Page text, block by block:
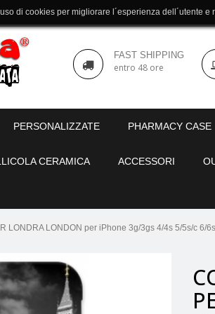
FAST SHIPPING
entro 48 ore
PERSONALIZZATE PHARMACY CASE
CERAMICA ACCESSORI
di cookies per migliorare l´esperienza dell´utente
LONDRA LONDON per iPhone 3g/3gs 4/4s 5/5s/c 6/